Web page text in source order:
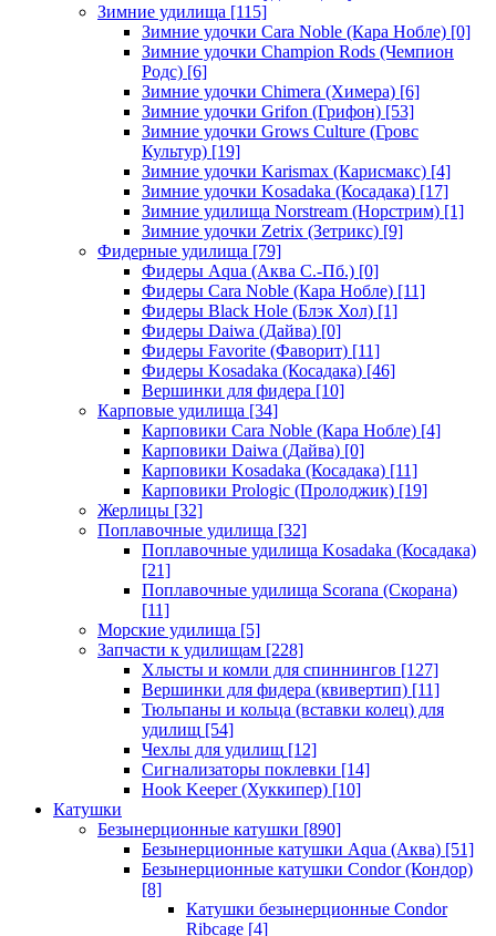
Зимние удилища [115]
Зимние удочки Cara Noble (Кара Нобле) [0]
Зимние удочки Champion Rods (Чемпион
Родс) [6]
Зимние удочки Chimera (Химера) [6]
Зимние удочки Grifon (Грифон) [53]
Зимние удочки Grows Culture (Гровс
Культур) [19]
Зимние удочки Karismax (Карисмакс) [4]
Зимние удочки Kosadaka (Косадака) [17]
Зимние удилища Norstream (Норстрим) [1]
Зимние удочки Zetrix (Зетрикс) [9]
Фидерные удилища [79]
Фидеры Aqua (Аква С.-Пб.) [0]
Фидеры Cara Noble (Кара Нобле) [11]
Фидеры Black Hole (Блэк Хол) [1]
Фидеры Daiwa (Дайва) [0]
Фидеры Favorite (Фаворит) [11]
Фидеры Kosadaka (Косадака) [46]
Вершинки для фидера [10]
Карповые удилища [34]
Карповики Cara Noble (Кара Нобле) [4]
Карповики Daiwa (Дайва) [0]
Карповики Kosadaka (Косадака) [11]
Карповики Prologic (Пролоджик) [19]
Жерлицы [32]
Поплавочные удилища [32]
Поплавочные удилища Kosadaka (Косадака)
[21]
Поплавочные удилища Scorana (Скорана)
[11]
Морские удилища [5]
Запчасти к удилищам [228]
Хлысты и комли для спиннингов [127]
Вершинки для фидера (квивертип) [11]
Тюльпаны и кольца (вставки колец) для
удилищ [54]
Чехлы для удилищ [12]
Сигнализаторы поклевки [14]
Hook Keeper (Хуккипер) [10]
Катушки
Безынерционные катушки [890]
Безынерционные катушки Aqua (Аква) [51]
Безынерционные катушки Condor (Кондор)
[8]
Катушки безынерционные Condor
Ribcage [4]